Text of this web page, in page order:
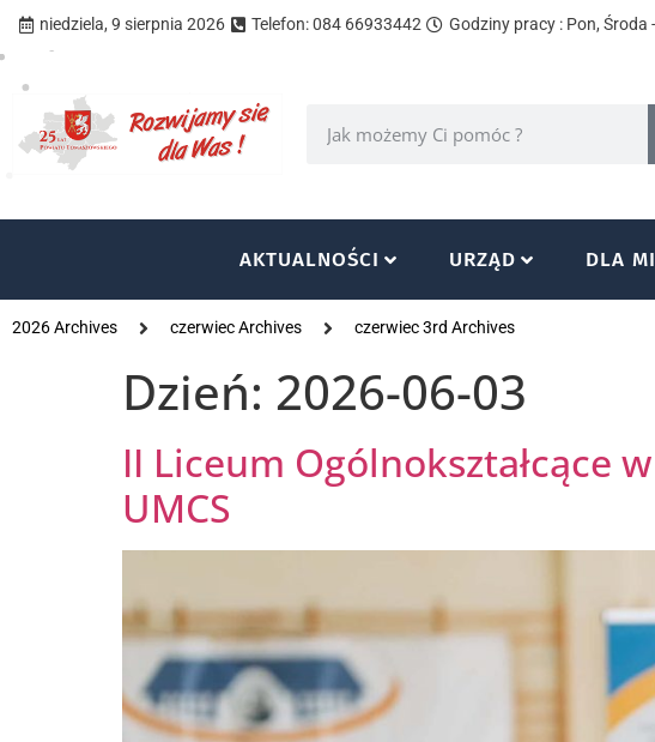
niedziela, 9 sierpnia 2026 Telefon: 084 66933442 Godziny pracy : Pon, Środa
AKTUALNOŚCI URZĄD DLA
2026 Archives czerwiec Archives czerwiec 3rd Archives
Dzień: 2026-06-03
II Liceum Ogólnokształcące
UMCS